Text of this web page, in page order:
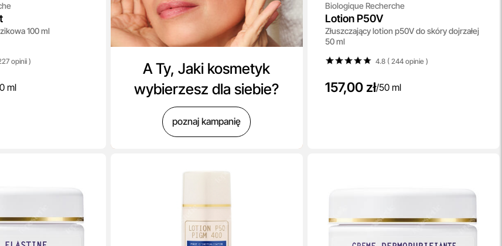
100 ml
opinii)
ml
A Ty, Jaki kosmetyk
wybierzesz dla siebie?
poznaj kampanię
Biologique Recherche
Lotion P50V
Złuszczający lotion p50V do skóry dojrzałej
50 ml
4.8 ( 244opinie)
157,00 zł/50 ml